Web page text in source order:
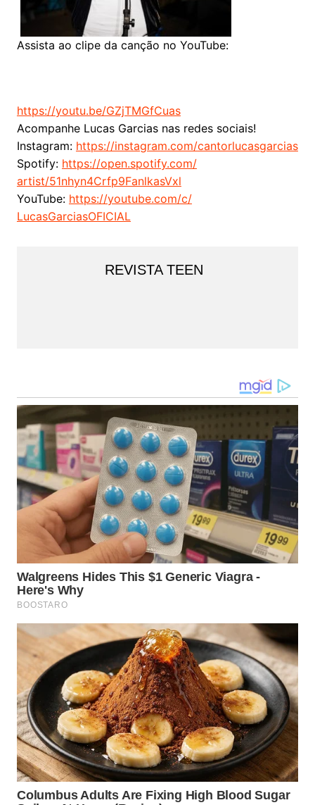
Assista ao clipe da canção no YouTube:
https://youtu.be/GZjTMGfCuas
Acompanhe Lucas Garcias nas redes sociais!
Instagram: https://instagram.com/cantorlucasgarcias
Spotify: https://open.spotify.com/
artist/51nhyn4Crfp9FanlkasVxl
YouTube: https://youtube.com/c/
LucasGarciasOFICIAL
REVISTA TEEN